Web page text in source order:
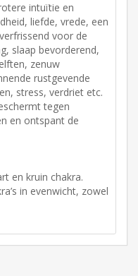
intuïtie en
liefde, vrede, een
voor de
slaap bevorderend,
zenuw
rustgevende
stress, verdriet etc.
tegen
en ontspant de
en kruin chakra.
in evenwicht, zowel